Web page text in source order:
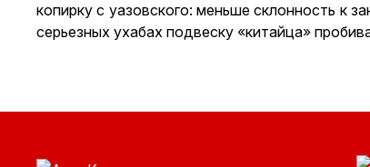
копирку с уазовского: меньше склонность к
серьезных ухабах подвеску «китайца»